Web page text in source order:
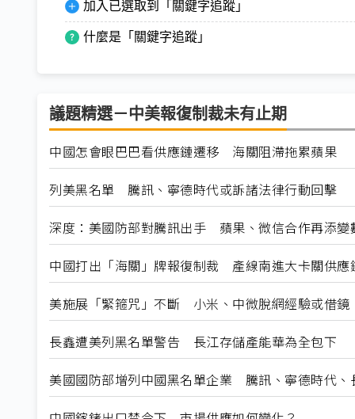
加入已選取到「關鍵字追蹤」
什麼是「關鍵字追蹤」
議題精選－中美報復制裁未有止期
中國怎會眼巴巴看供應鏈遷移 海關阻滯拖累蘋果
列美黑名單 騰訊、寧德時代或訴諸法律行動回擊
深度：美國防部對騰訊出手 蘋果、微信合作再添變
中國打出「海關」牌報復制裁 產線南進大卡關供應
美施展「緊箍咒」不斷 小米、中微脫網經驗或借鏡
長鑫遭美列黑名單警告 長江存儲產能華為全包下
美國國防部增列中國黑名單企業 騰訊、寧德時代、